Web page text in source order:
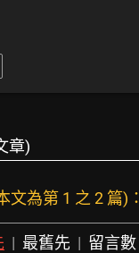
章)
文為第 1 之 2 篇)：
| 最舊先 | 留言數